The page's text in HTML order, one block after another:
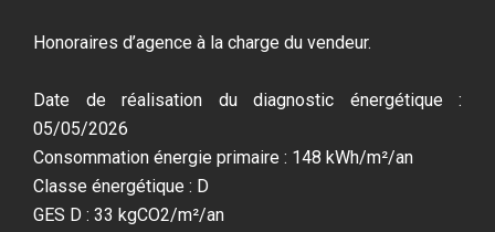
Honoraires d’agence à la charge du vendeur.
Date de réalisation du diagnostic énergétique :
05/05/2026
Consommation énergie primaire : 148 kWh/m²/an
Classe énergétique : D
GES D : 33 kgCO2/m²/an